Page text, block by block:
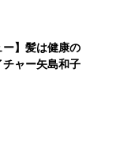
ー】髪は健康の
ャー矢島和子